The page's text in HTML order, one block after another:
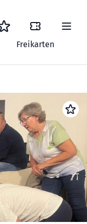
Freikarten